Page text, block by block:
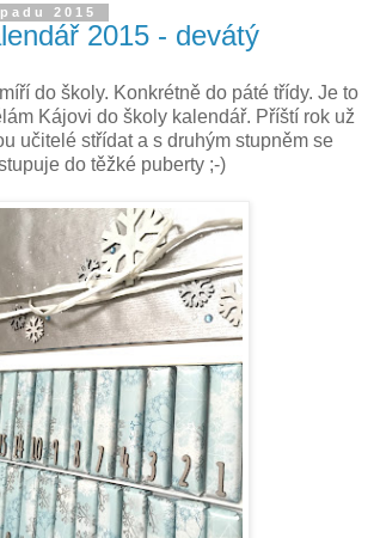
2015
2015 - devátý
do školy. Konkrétně do páté třídy. Je to
Kájovi do školy kalendář. Příští rok už
učitelé střídat a s druhým stupněm se
do těžké puberty ;-)